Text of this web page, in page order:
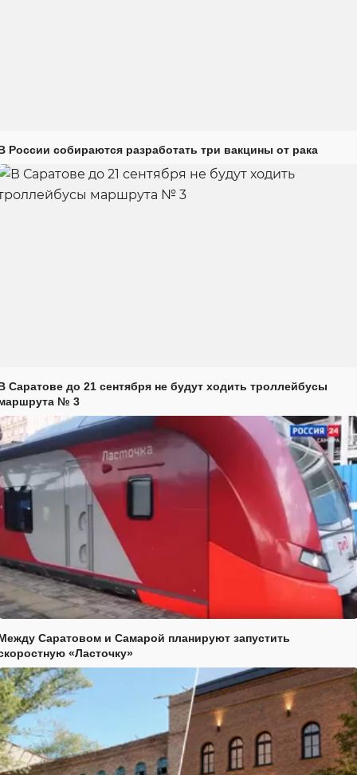
России собираются разработать три вакцины от рака
Саратове до 21 сентября не будут ходить троллейбусы
№ 3
Саратовом и Самарой планируют запустить
«Ласточку»